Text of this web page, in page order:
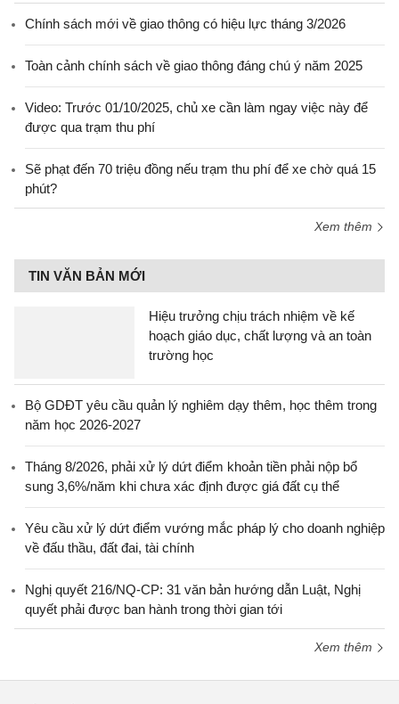
Chính sách mới về giao thông có hiệu lực tháng 3/2026
Toàn cảnh chính sách về giao thông đáng chú ý năm 2025
Video: Trước 01/10/2025, chủ xe cần làm ngay việc này để
được qua trạm thu phí
Sẽ phạt đến 70 triệu đồng nếu trạm thu phí để xe chờ quá 15
phút?
Xem thêm
TIN VĂN BẢN MỚI
Hiệu trưởng chịu trách nhiệm về kế
hoạch giáo dục, chất lượng và an toàn
trường học
Bộ GDĐT yêu cầu quản lý nghiêm dạy thêm, học thêm trong
năm học 2026-2027
Tháng 8/2026, phải xử lý dứt điểm khoản tiền phải nộp bổ
sung 3,6%/năm khi chưa xác định được giá đất cụ thể
Yêu cầu xử lý dứt điểm vướng mắc pháp lý cho doanh nghiệp
về đấu thầu, đất đai, tài chính
Nghị quyết 216/NQ-CP: 31 văn bản hướng dẫn Luật, Nghị
quyết phải được ban hành trong thời gian tới
Xem thêm